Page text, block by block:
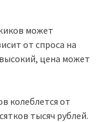
может
от спроса на
цена может
колеблется от
тысяч рублей.